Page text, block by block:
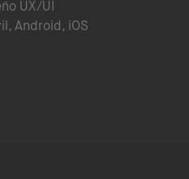
UX/UI
Android, iOS